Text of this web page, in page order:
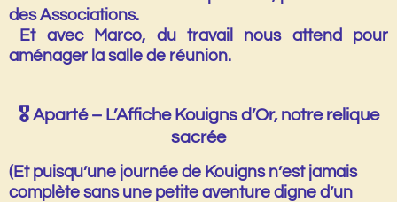
des Associations.
Et avec Marco, du travail nous attend pour
aménager la salle de réunion.
🎖️ Aparté – L’Affiche Kouigns d’Or, notre relique
sacrée
(Et puisqu’une journée de Kouigns n’est jamais
complète sans une petite aventure digne d’un